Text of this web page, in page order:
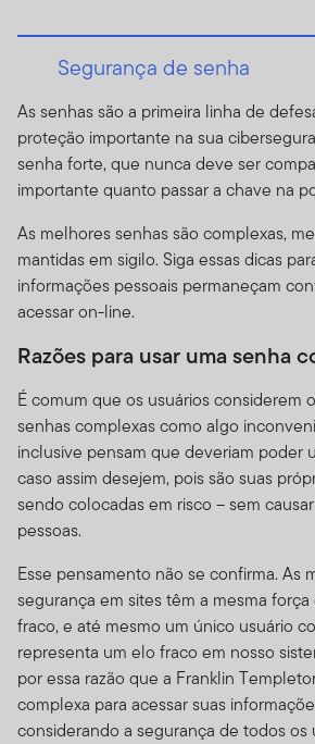
Segurança de senha
As senhas são a primeira linha de
proteção importante na sua
senha forte, que nunca deve ser
importante quanto passar a chave na
As melhores senhas são complexas,
mantidas em sigilo. Siga essas dicas
informações pessoais permaneçam
acessar on-line.
Razões para usar uma senha
É comum que os usuários considerem
senhas complexas como algo
inclusive pensam que deveriam poder
caso assim desejem, pois são suas
sendo colocadas em risco – sem
pessoas.
Esse pensamento não se confirma. As
segurança em sites têm a mesma
fraco, e até mesmo um único usuário
representa um elo fraco em nosso
por essa razão que a Franklin
complexa para acessar suas
considerando a segurança de todos os
importantes sobre os objetivos de
investimento, taxas de venda,
com cuidado antes de investir ou
Performance dos Fundos.O retorno
o valor principal dos fundos vai
perda quando você vender suas
cotas dos Fundos e a renda
existir, pode subir ou cair.
garante resultados futuros.
de investimento não são depósitos
garantidas por instituições financeiras,
riscos que incluem a possível perda
investida.
Riscos de Investimento.Todos os
a certos riscos. De forma geral,
oferecem potencial de retorno mais
acompanhados de um grau maior de
outros títulos que representam
em uma corporação historicamente
performance que outras classes de
prazo, mas tendem a flutuar de
num período mais curto. Títulos e
dívida são afetados pela
emissores e mudanças nas taxas de